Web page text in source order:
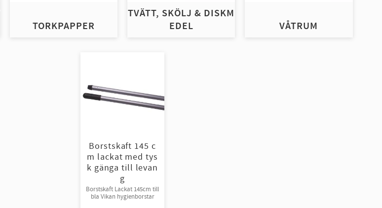
TORKPAPPER
TVÄTT, SKÖLJ & DISKM
EDEL
VÅTRUM
Borstskaft 145 c
m lackat med tys
k gänga till levan
g
Borstskaft Lackat 145cm till
bla Vikan hygienborstar